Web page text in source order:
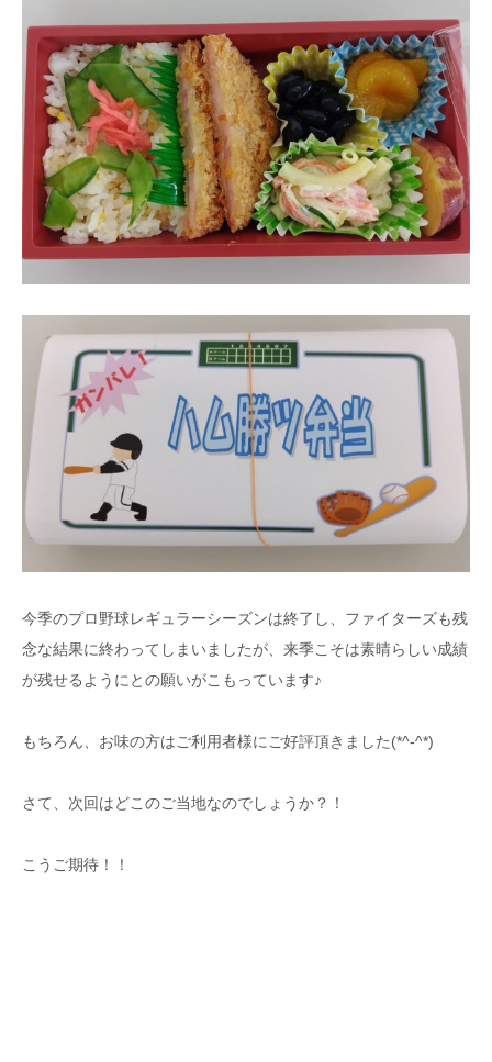
今季のプロ野球レギュラーシーズンは終了し、ファイターズも残
念な結果に終わってしまいましたが、来季こそは素晴らしい成績
が残せるようにとの願いがこもっています♪
もちろん、お味の方はご利用者様にご好評頂きました(*^-^*)
さて、次回はどこのご当地なのでしょうか？！
こうご期待！！